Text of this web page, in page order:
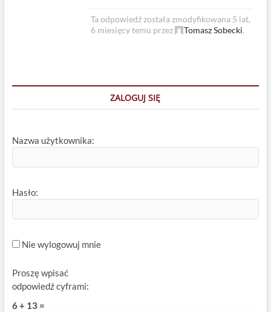
Ta odpowiedź została zmodyfikowana 5 lat,
6 miesięcy temu przez
Tomasz Sobecki.
ZALOGUJ SIĘ
Nazwa użytkownika:
Hasło:
Nie wylogowuj mnie
Proszę wpisać
odpowiedź cyframi:
6 + 13 =